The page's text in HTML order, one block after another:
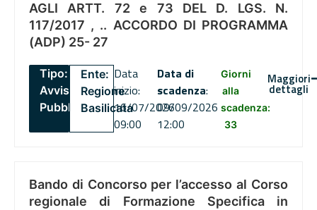
AGLI ARTT. 72 e 73 DEL D. LGS. N.
117/2017 , .. ACCORDO DI PROGRAMMA
(ADP) 25- 27
Tipo:
Avviso
Pubblico
Ente:
Regione
Basilicata
Data
inizio:
16/07/2026
09:00
Data di
scadenza:
09/09/2026
12:00
Giorni
alla
scadenza:
33
Maggiori
dettagli
Bando di Concorso per l’accesso al Corso
regionale di Formazione Specifica in